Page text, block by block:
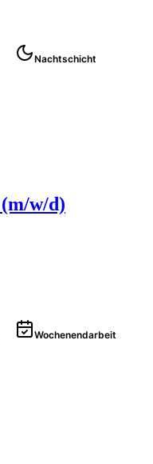
Nachtschicht
w/d)
Wochenendarbeit